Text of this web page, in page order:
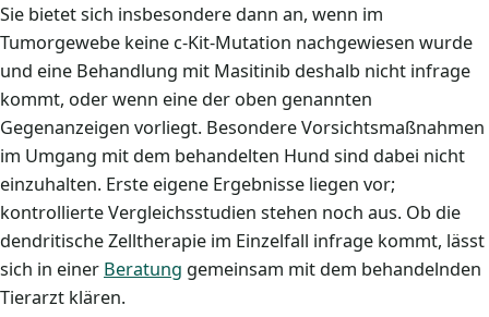
Sie bietet sich insbesondere dann an, wenn im
Tumorgewebe keine c-Kit-Mutation nachgewiesen wurde
und eine Behandlung mit Masitinib deshalb nicht infrage
kommt, oder wenn eine der oben genannten
Gegenanzeigen vorliegt. Besondere Vorsichtsmaßnahmen
im Umgang mit dem behandelten Hund sind dabei nicht
einzuhalten. Erste eigene Ergebnisse liegen vor;
kontrollierte Vergleichsstudien stehen noch aus. Ob die
dendritische Zelltherapie im Einzelfall infrage kommt, lässt
sich in einer Beratung gemeinsam mit dem behandelnden
Tierarzt klären.